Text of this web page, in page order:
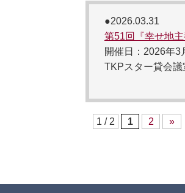
●2026.03.31
第51回『幸せ地
開催日：2026年
TKPスター貸会
1 / 2 1 2 »